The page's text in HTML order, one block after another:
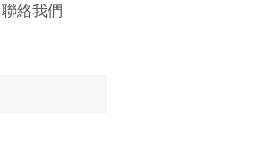
聯絡我們